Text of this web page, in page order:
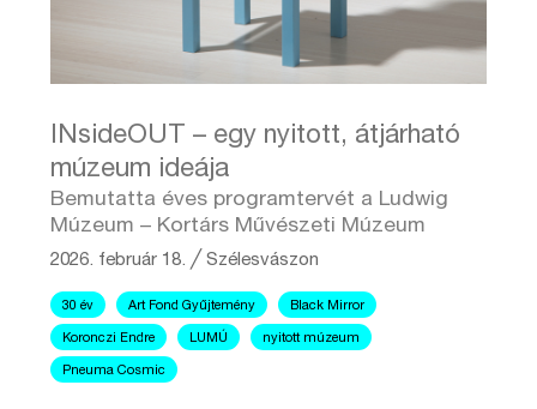
INsideOUT – egy nyitott, átjárható
múzeum ideája
Bemutatta éves programtervét a Ludwig
Múzeum – Kortárs Művészeti Múzeum
2026. február 18. ╱Szélesvászon
30 év Art Fond Gyűjtemény Black Mirror
Koronczi Endre LUMÚ nyitott múzeum
Pneuma Cosmic